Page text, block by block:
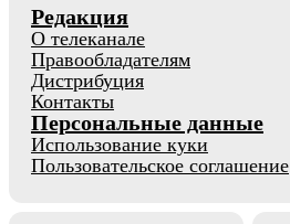
Редакция
О телеканале
Правообладателям
Дистрибуция
Контакты
Персональные данные
Использование куки
Пользовательское соглашение